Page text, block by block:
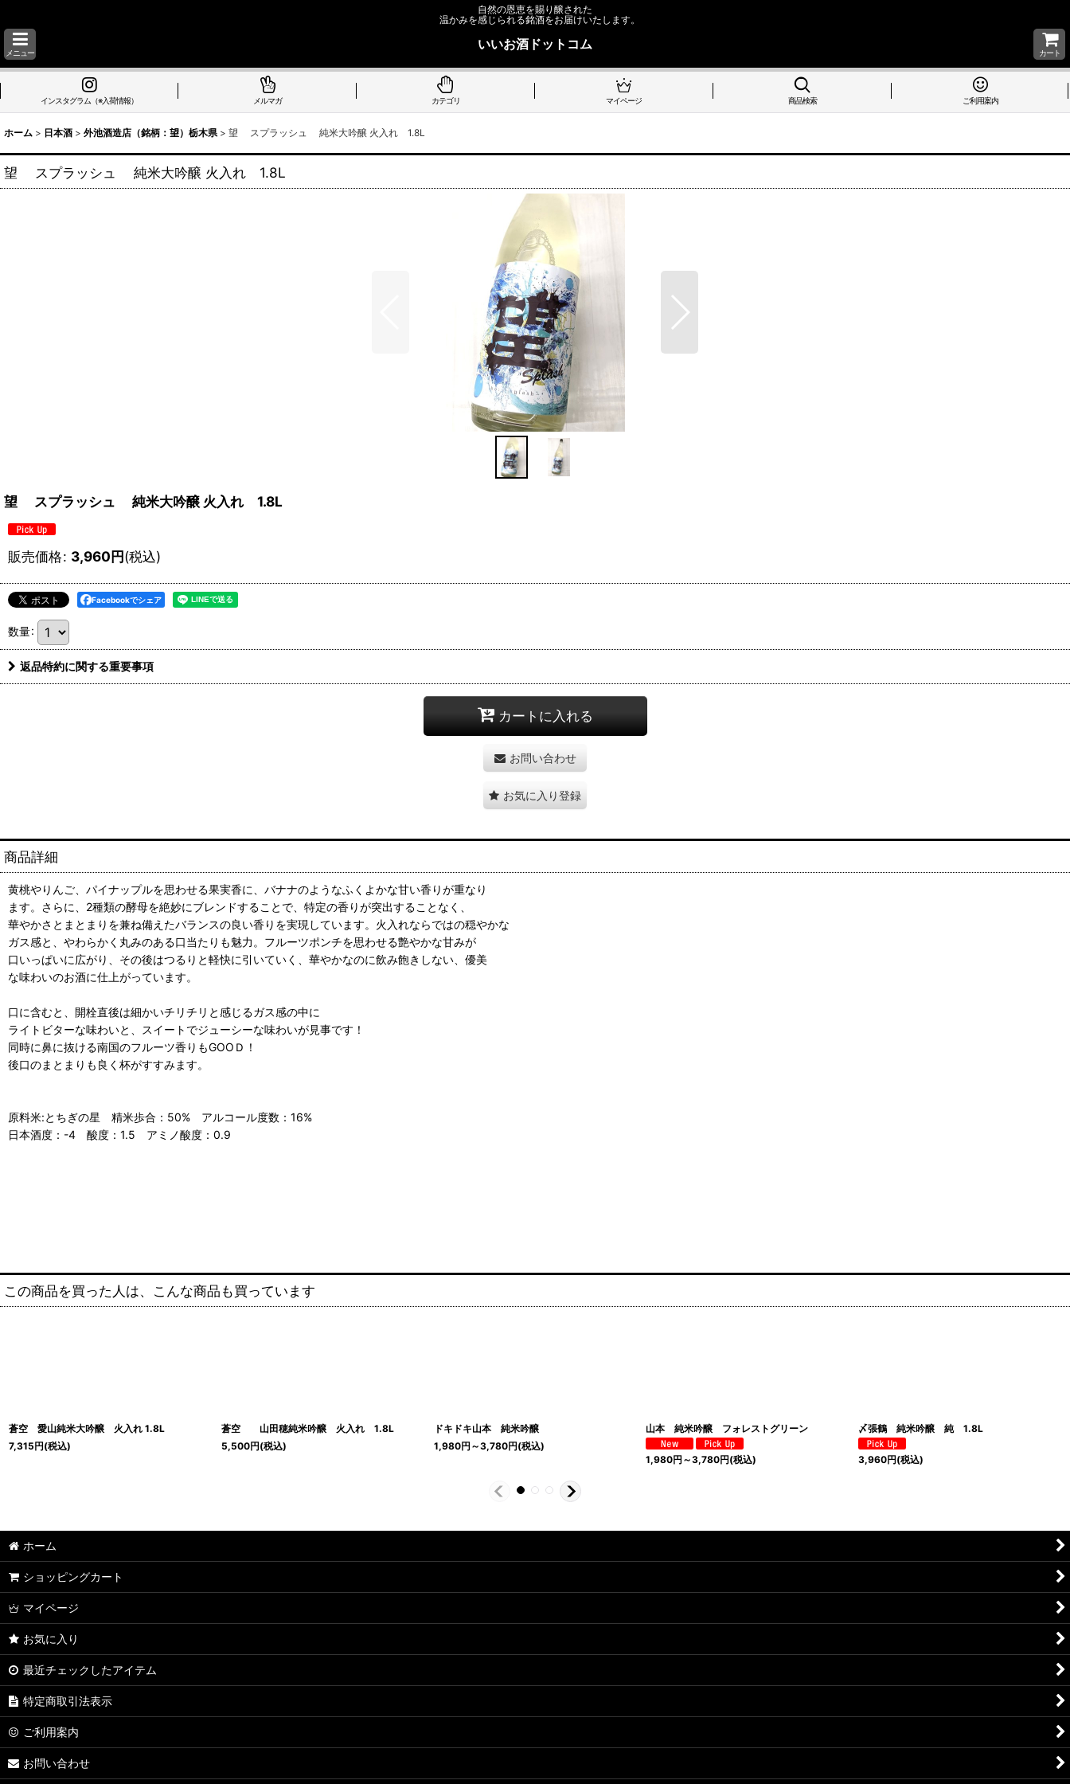
自然の恩恵を賜り醸された
温かみを感じられる銘酒をお届けいたします。
メニュー
いいお酒ドットコム
カート
インスタグラム（※入荷情報） メルマガ カテゴリ マイページ 商品検索 ご利用案内
ホーム > 日本酒 > 外池酒造店（銘柄：望）栃木県 > 望 スプラッシュ 純米大吟醸 火入れ 1.8L
望 スプラッシュ 純米大吟醸 火入れ 1.8L
望 スプラッシュ 純米大吟醸 火入れ 1.8L
販売価格: 3,960円(税込)
Facebookでシェア
数量:
返品特約に関する重要事項
カートに入れる
お問い合わせ
お気に入り登録
商品詳細
黄桃やりんご、パイナップルを思わせる果実香に、バナナのようなふくよかな甘い香りが重なり
ます。さらに、2種類の酵母を絶妙にブレンドすることで、特定の香りが突出することなく、
華やかさとまとまりを兼ね備えたバランスの良い香りを実現しています。火入れならではの穏やかな
ガス感と、やわらかく丸みのある口当たりも魅力。フルーツポンチを思わせる艶やかな甘みが
口いっぱいに広がり、その後はつるりと軽快に引いていく、華やかなのに飲み飽きしない、優美
な味わいのお酒に仕上がっています。
口に含むと、開栓直後は細かいチリチリと感じるガス感の中に
ライトビターな味わいと、スイートでジューシーな味わいが見事です！
同時に鼻に抜ける南国のフルーツ香りもGOOＤ！
後口のまとまりも良く杯がすすみます。
原料米:とちぎの星 精米歩合：50% アルコール度数：16%
日本酒度：-4 酸度：1.5 アミノ酸度：0.9
この商品を買った人は、こんな商品も買っています
蒼空 愛山純米大吟醸 火入れ 1.8L
7,315円(税込)
蒼空 山田穂純米吟醸 火入れ 1.8L
5,500円(税込)
ドキドキ山本 純米吟醸
1,980円 ～3,780円(税込)
山本 純米吟醸 フォレストグリーン
1,980円 ～3,780円(税込)
〆張鶴 純米吟醸 純 1.8L
3,960円(税込)
ホーム
ショッピングカート
マイページ
お気に入り
最近チェックしたアイテム
特定商取引法表示
ご利用案内
お問い合わせ